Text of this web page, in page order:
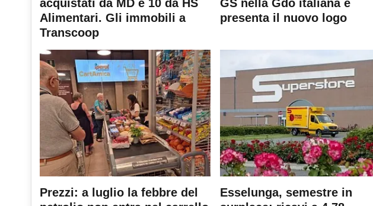
acquistati da MD e 10 da HS
Alimentari. Gli immobili a
Transcoop
GS nella Gdo italiana e
presenta il nuovo logo
Prezzi: a luglio la febbre del
Esselunga, semestre in